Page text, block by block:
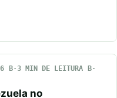
3 MIN DE LEITURA
no